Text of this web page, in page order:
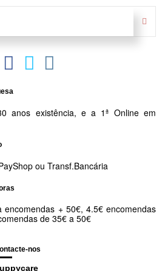
numerosos trabalhos feitos em
” e
” são os princípios fundadores da
e guiam o desenvolvimento de cada
factores como a idade, níveis
o seu veterinário e siga as suas
anos existência, e a 1ª Online em
ou Transf.Bancária
encomendas + 50€, 4.5€ encomendas
de 35€ a 50€
nos